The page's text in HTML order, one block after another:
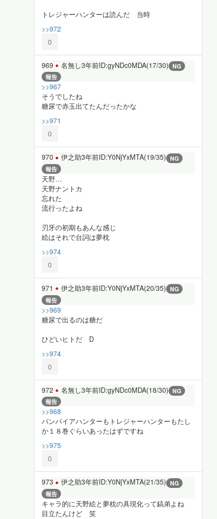
トレジャーハンターは読んだ 当時
>>972
0
969 名無し3年前ID:gyNDc0MDA(17/30) NG
報告
>>967
そうでしたね
糖尿で赤玉出てたんだったかな
>>971
0
970 伊之助3年前ID:Y0NjYxMTA(19/35) NG
報告
天野…
天野ナントカ
忘れた
流行ったよね
刃牙の初期もあんな感じ
絵はそれで台詞は夢枕
>>974
0
971 伊之助3年前ID:Y0NjYxMTA(20/35) NG
報告
>>969
糖尿で出るのは糖だ
ひどいヒトだ D
>>974
0
972 名無し3年前ID:gyNDc0MDA(18/30) NG
報告
>>968
バンパイアハンターもトレジャーハンターもたし
か１８巻ぐらいあったはずですね
>>975
0
973 伊之助3年前ID:Y0NjYxMTA(21/35) NG
報告
キャラ的に天野絵と夢枕の具現化って鎬弟よね
目立たんけど 笑